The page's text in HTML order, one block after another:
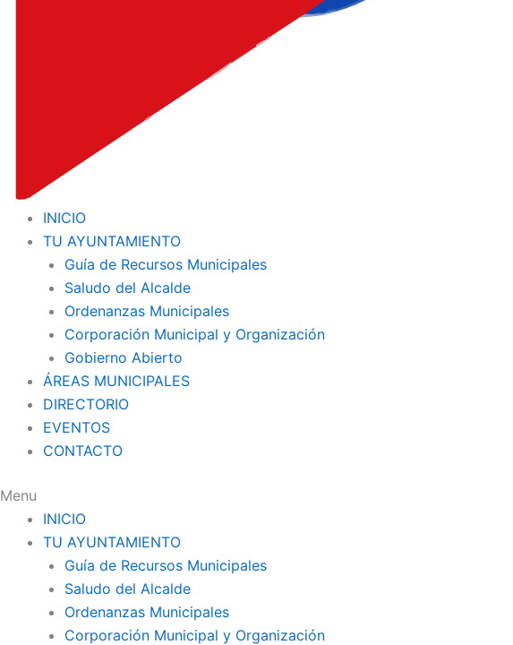
INICIO
TU AYUNTAMIENTO
Guía de Recursos Municipales
Saludo del Alcalde
Ordenanzas Municipales
Corporación Municipal y Organización
Gobierno Abierto
ÁREAS MUNICIPALES
DIRECTORIO
EVENTOS
CONTACTO
Menu
INICIO
TU AYUNTAMIENTO
Guía de Recursos Municipales
Saludo del Alcalde
Ordenanzas Municipales
Corporación Municipal y Organización